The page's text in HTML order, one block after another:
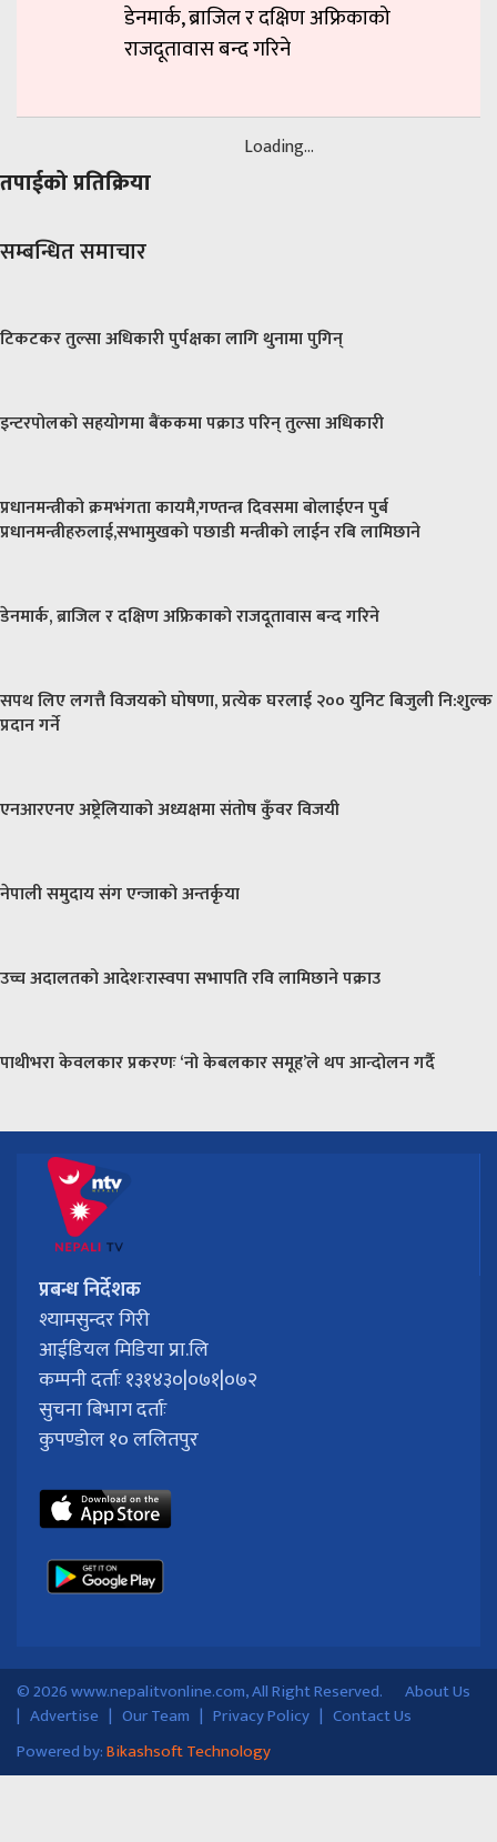
डेनमार्क, ब्राजिल र दक्षिण अफ्रिकाको
राजदूतावास बन्द गरिने
तपाईको प्रतिक्रिया
Loading...
सम्बन्धित समाचार
टिकटकर तुल्सा अधिकारी पुर्पक्षका लागि थुनामा पुगिन्
इन्टरपोलको सहयोगमा बैंककमा पक्राउ परिन् तुल्सा अधिकारी
प्रधानमन्त्रीको क्रमभंगता कायमै,गण्तन्त्र दिवसमा बोलाईएन पुर्ब
प्रधानमन्त्रीहरुलाई,सभामुखको पछाडी मन्त्रीको लाईन रबि लामिछाने
डेनमार्क, ब्राजिल र दक्षिण अफ्रिकाको राजदूतावास बन्द गरिने
सपथ लिए लगत्तै विजयको घोषणा, प्रत्येक घरलाई २०० युनिट बिजुली नि:शुल्क
प्रदान गर्ने
एनआरएनए अष्ट्रेलियाको अध्यक्षमा संतोष कुँवर विजयी
नेपाली समुदाय संग एन्जाको अन्तर्कृया
उच्च अदालतको आदेशःरास्वपा सभापति रवि लामिछाने पक्राउ
पाथीभरा केवलकार प्रकरणः ‘नो केबलकार समूह’ले थप आन्दोलन गर्दै
प्रबन्ध निर्देशक
श्यामसुन्दर गिरी
आईडियल मिडिया प्रा.लि
कम्पनी दर्ताः १३१४३०|०७१|०७२
सुचना बिभाग दर्ताः
कुपण्डोल १० ललितपुर
© 2026 www.nepalitvonline.com, All Right Reserved. About Us
| Advertise | Our Team | Privacy Policy | Contact Us
Powered by:Bikashsoft Technology